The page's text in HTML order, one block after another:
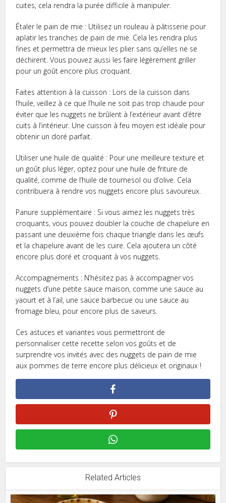
cuites, cela rendra la purée difficile à manipuler.
Étaler le pain de mie : Utilisez un rouleau à pâtisserie pour
aplatir les tranches de pain de mie. Cela les rendra plus
fines et permettra de mieux les plier sans qu’elles ne se
déchirent. Vous pouvez aussi les faire légèrement griller
pour un goût encore plus croquant.
Faites attention à la cuisson : Lors de la cuisson dans
l’huile, veillez à ce que l’huile ne soit pas trop chaude pour
éviter que les nuggets ne brûlent à l’extérieur avant d’être
cuits à l’intérieur. Une cuisson à feu moyen est idéale pour
obtenir un doré parfait.
Utiliser une huile de qualité : Pour une meilleure texture et
un goût plus léger, optez pour une huile de friture de
qualité, comme de l’huile de tournesol ou d’olive. Cela
contribuera à rendre vos nuggets encore plus savoureux.
Panure supplémentaire : Si vous aimez les nuggets très
croquants, vous pouvez doubler la couche de chapelure en
passant une deuxième fois chaque triangle dans les œufs
et la chapelure avant de les cuire. Cela ajoutera un côté
encore plus doré et croquant à vos nuggets.
Accompagnements : N’hésitez pas à accompagner vos
nuggets d’une petite sauce maison, comme une sauce au
yaourt et à l’ail, une sauce barbecue ou une sauce au
fromage bleu, pour encore plus de saveurs.
Ces astuces et variantes vous permettront de
personnaliser cette recette selon vos goûts et de
surprendre vos invités avec des nuggets de pain de mie
aux pommes de terre encore plus délicieux et originaux !
Related Articles